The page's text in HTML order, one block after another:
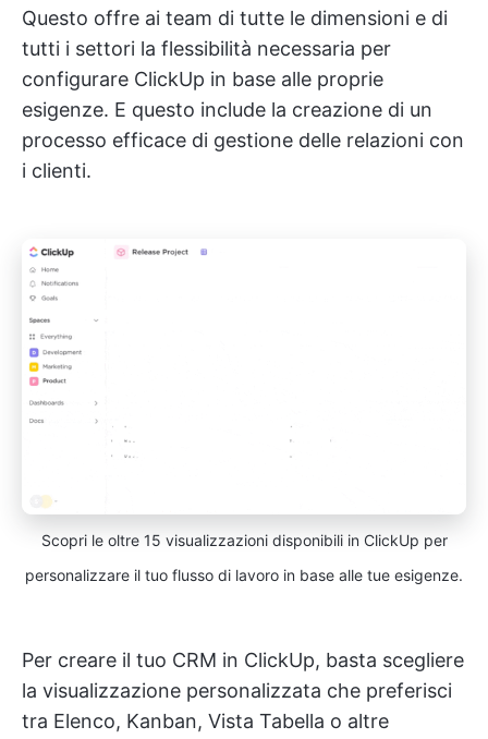
Questo offre ai team di tutte le dimensioni e di
tutti i settori la flessibilità necessaria per
configurare ClickUp in base alle proprie
esigenze. E questo include la creazione di un
processo efficace di gestione delle relazioni con
i clienti.
Scopri le oltre 15 visualizzazioni disponibili in ClickUp per
personalizzare il tuo flusso di lavoro in base alle tue esigenze.
Per creare il tuo CRM in ClickUp, basta scegliere
la visualizzazione personalizzata che preferisci
tra Elenco, Kanban, Vista Tabella o altre